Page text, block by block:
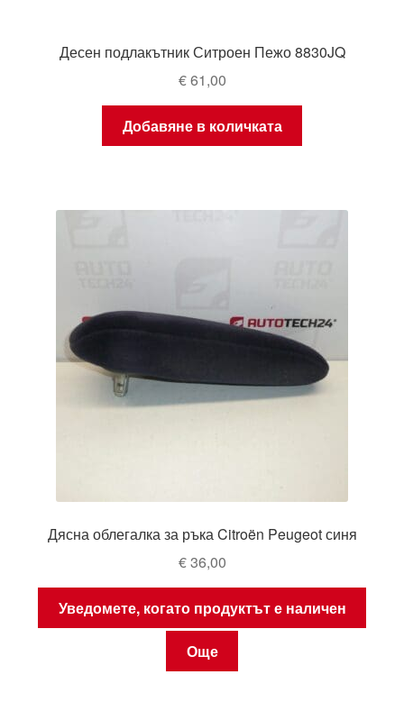
Десен подлакътник Ситроен Пежо 8830JQ
€61,00
Добавяне в количката
Дясна облегалка за ръка Citroën Peugeot синя
€36,00
Уведомете, когато продуктът е наличен
Още